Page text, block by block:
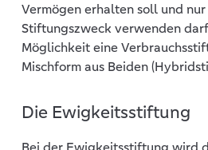
Vermögen erhalten soll und
Stiftungszweck verwenden
Möglichkeit eine
Mischform aus Beiden
Die Ewigkeitsstiftung